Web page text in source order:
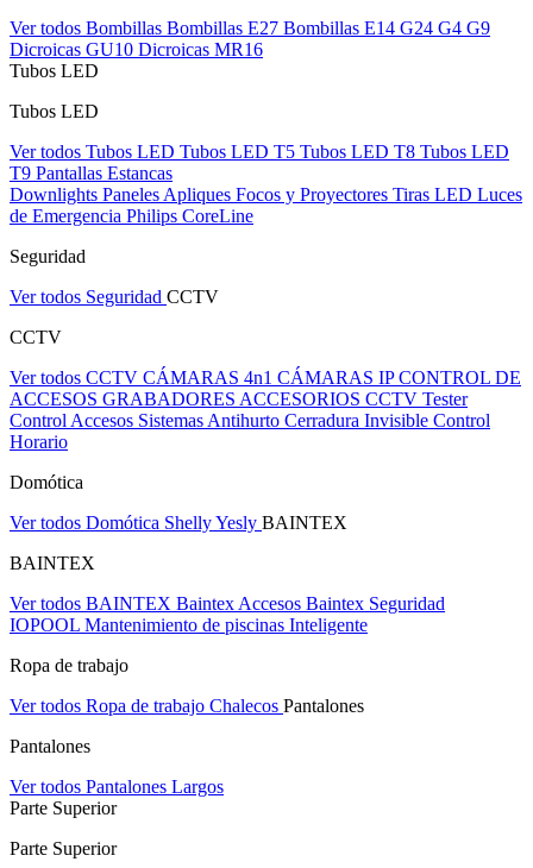
Ver todos Bombillas Bombillas E27 Bombillas E14 G24 G4 G9
Dicroicas GU10 Dicroicas MR16
Tubos LED
Tubos LED
Ver todos Tubos LED Tubos LED T5 Tubos LED T8 Tubos LED
T9 Pantallas Estancas
Downlights Paneles Apliques Focos y Proyectores Tiras LED Luces
de Emergencia Philips CoreLine
Seguridad
Ver todos Seguridad CCTV
CCTV
Ver todos CCTV CÁMARAS 4n1 CÁMARAS IPCONTROL DE
ACCESOS GRABADORES ACCESORIOS CCTV Tester
Control Accesos Sistemas Antihurto Cerradura Invisible Control
Horario
Domótica
Ver todos Domótica ShellyYesly BAINTEX
BAINTEX
Ver todos BAINTEX Baintex Accesos Baintex Seguridad
IOPOOL Mantenimiento de piscinas Inteligente
Ropa de trabajo
Ver todos Ropa de trabajo Chalecos Pantalones
Pantalones
Ver todos Pantalones Largos
Parte Superior
Parte Superior